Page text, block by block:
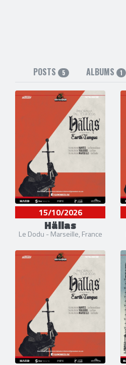
POSTS 5 ALBUMS 1
15/10/2026
Hällas
Le Dodu - Marseille, France